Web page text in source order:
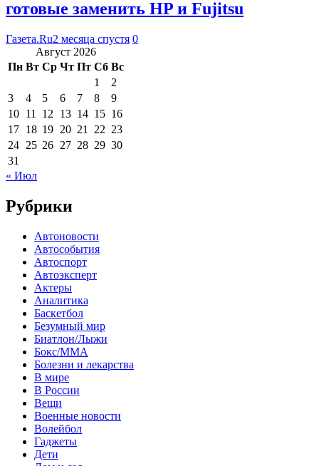
готовые заменить HP и Fujitsu
Газета.Ru2 месяца спустя 0
Август 2026
Пн Вт Ср Чт Пт Сб Вс
1
2
3
4 5 6 7 8
9
10 11 12 13 14 15 16
17 18 19 20 21 22 23
24 25 26 27 28 29 30
31
« Июл
Рубрики
Автоновости
Автособытия
Автоспорт
Автоэксперт
Актеры
Аналитика
Баскетбол
Безумный мир
Биатлон/Лыжи
Бокс/MMA
Болезни и лекарства
В мире
В России
Вещи
Военные новости
Волейбол
Гаджеты
Дети